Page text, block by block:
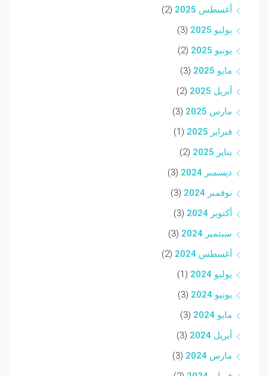
أغسطس 2025
(2)
يوليو 2025
(3)
يونيو 2025
(2)
مايو 2025
(3)
أبريل 2025
(2)
مارس 2025
(3)
فبراير 2025
(1)
يناير 2025
(2)
ديسمبر 2024
(3)
نوفمبر 2024
(3)
أكتوبر 2024
(3)
سبتمبر 2024
(3)
أغسطس 2024
(2)
يوليو 2024
(1)
يونيو 2024
(3)
مايو 2024
(3)
أبريل 2024
(3)
مارس 2024
(3)